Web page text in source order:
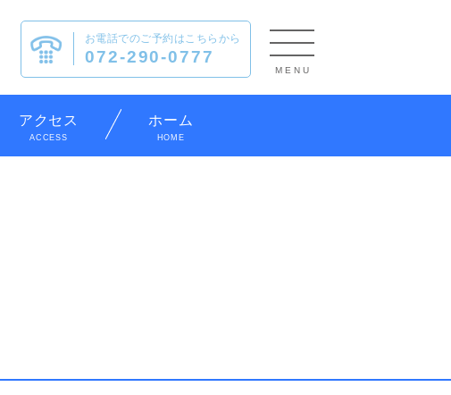
お電話でのご予約は こちらから
072-290-0777
toggle
navigation
アクセス
ACCESS
ホーム
HOME